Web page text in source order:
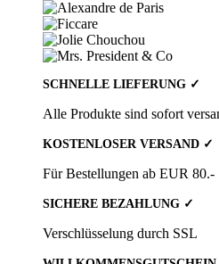
SCHNELLE LIEFERUNG ✓
Alle Produkte sind sofort
KOSTENLOSER VERSAND ✓
Für Bestellungen ab EUR 80.-
SICHERE BEZAHLUNG ✓
Verschlüsselung durch SSL